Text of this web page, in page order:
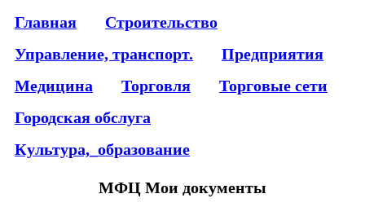
Главная
Строительство
Управление, транспорт.
Предприятия
Медицина
Торговля
Торговые сети
Городская обслуга
Культура,_образование
МФЦ Мои документы